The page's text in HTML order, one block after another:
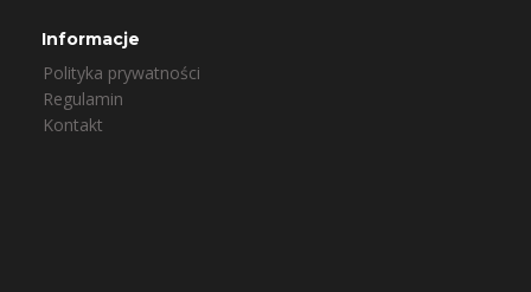
Informacje
Polityka prywatności
Regulamin
Kontakt